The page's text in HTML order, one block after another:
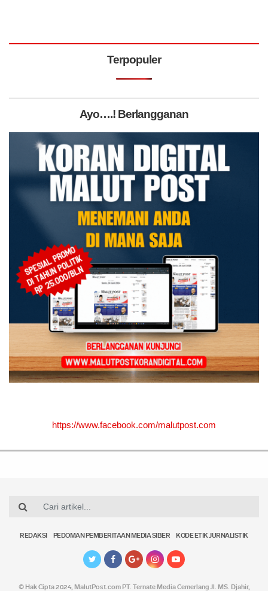
Terpopuler
Ayo….! Berlangganan
https://www.facebook.com/malutpost.com
REDAKSI PEDOMAN PEMBERITAAN MEDIA SIBER KODE ETIK JURNALISTIK
© Hak Cipta 2024, MalutPost.comPT. Ternate Media Cemerlang Jl. MS. Djahir,